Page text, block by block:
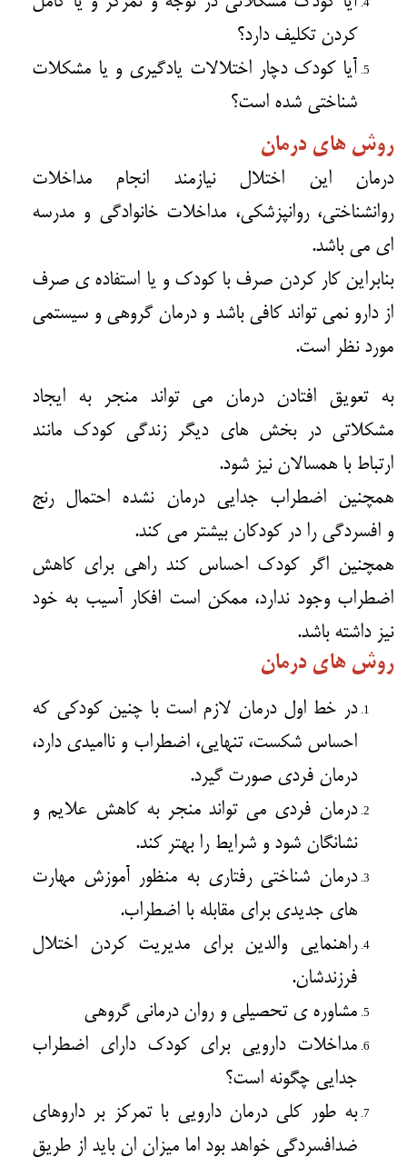
کردن تکلیف دارد؟
آیا کودک دچار اختلالات یادگیری و یا مشکلات
شناختی شده است؟
روش های درمان
درمان این اختلال نیازمند انجام مداخلات
روانشناختی،روانپزشکی، مداخلات خانوادگی و مدرسه
ای می باشد.
بنابراین کار کردن صرف با کودک و یا استفاده ی صرف
از دارو نمی تواند کافی باشد و درمان گروهی و سیستمی
مورد نظر است.
به تعویق افتادن درمان می تواند منجر به ایجاد
مشکلاتی در بخش های دیگر زندگی کودک مانند
ارتباط با همسالان نیز شود.
همچنین اضطراب جدایی درمان نشده احتمال رنج
و افسردگیرا در کودکان بیشتر می کند.
همچنین اگر کودک احساس کند راهی برای کاهش
اضطراب وجود ندارد، ممکن است افکار آسیب به خود
نیز داشته باشد.
روش های درمان
در خط اول درمان لازم است با چنین کودکی که
احساس شکست، تنهایی، اضطراب و ناامیدی دارد،
درمان فردی صورت گیرد.
درمان فردی می تواند منجر به کاهش علایم و
نشانگان شود و شرایط را بهتر کند.
درمان شناختی رفتاری به منظور آموزش مهارت
های جدیدی برای مقابله با اضطراب.
راهنمایی والدین برای مدیریت کردن اختلال
فرزندشان.
مشاوره ی تحصیلی وروان درمانی گروهی
مداخلات دارویی برای کودک دارای اضطراب
جدایی چگونه است؟
به طور کلی درمان دارویی با تمرکز بر داروهای
ضدافسردگی خواهد بود اما میزان ان باید از طریق